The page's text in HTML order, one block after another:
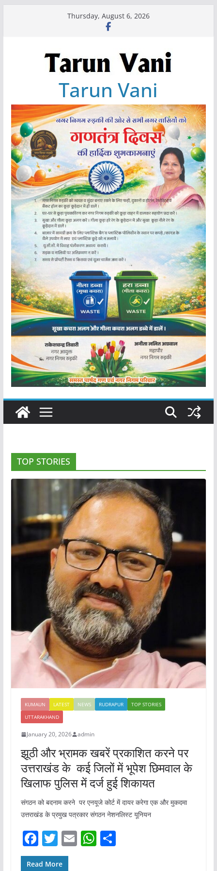
Thursday, August 6, 2026
Tarun Vani
TOP STORIES
KUMAUN LATEST NEWS RUDRAPUR
TOP STORIES
UTTARAKHAND
January 20, 2026 admin
झूठी और भ्रामक खबरें प्रकाशित करने पर
उत्तराखंड के कई जिलों में भूपेश छिमवाल के
खिलाफ पुलिस में दर्ज हुई शिकायत
संगठन को बदनाम करने पर एनयूजे कोर्ट में दायर करेगा एक और मुकदमा
उत्तराखंड के प्रमुख पत्रकार संगठन नेशनलिस्ट यूनियन
F
a
T
w
E W S
Read More